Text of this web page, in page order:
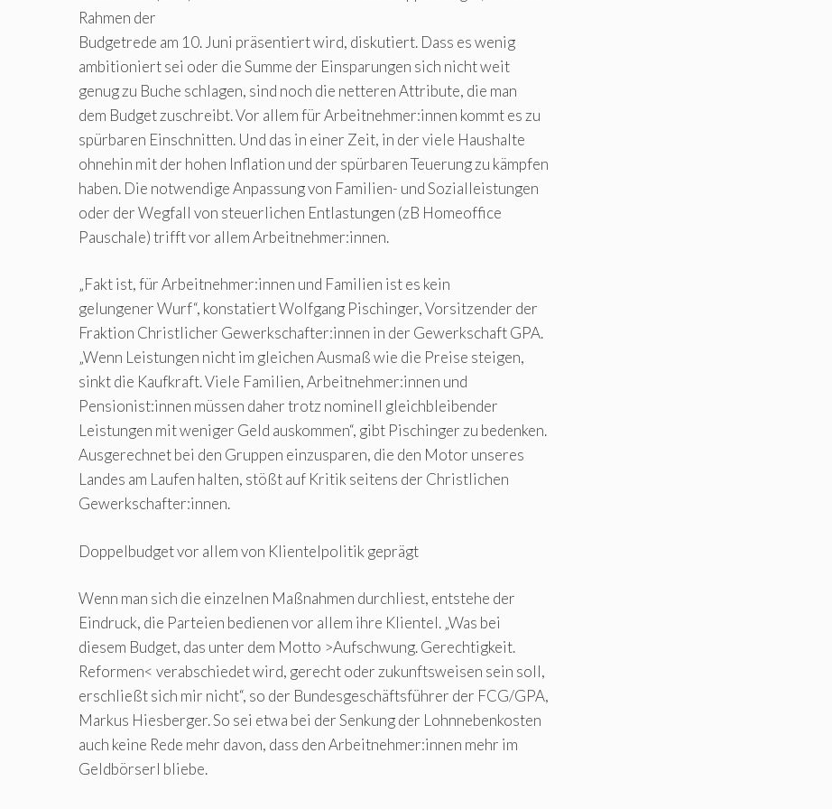
Rahmen der
Budgetrede am 10. Juni präsentiert wird, diskutiert. Dass es wenig
ambitioniert sei oder die Summe der Einsparungen sich nicht weit
genug zu Buche schlagen, sind noch die netteren Attribute, die man
dem Budget zuschreibt. Vor allem für Arbeitnehmer:innen kommt es zu
spürbaren Einschnitten. Und das in einer Zeit, in der viele Haushalte
ohnehin mit der hohen Inflation und der spürbaren Teuerung zu kämpfen
haben. Die notwendige Anpassung von Familien- und Sozialleistungen
oder der Wegfall von steuerlichen Entlastungen (zB Homeoffice
Pauschale) trifft vor allem Arbeitnehmer:innen.
„Fakt ist, für Arbeitnehmer:innen und Familien ist es kein
gelungener Wurf“, konstatiert Wolfgang Pischinger, Vorsitzender der
Fraktion Christlicher Gewerkschafter:innen in der Gewerkschaft GPA.
„Wenn Leistungen nicht im gleichen Ausmaß wie die Preise steigen,
sinkt die Kaufkraft. Viele Familien, Arbeitnehmer:innen und
Pensionist:innen müssen daher trotz nominell gleichbleibender
Leistungen mit weniger Geld auskommen“, gibt Pischinger zu bedenken.
Ausgerechnet bei den Gruppen einzusparen, die den Motor unseres
Landes am Laufen halten, stößt auf Kritik seitens der Christlichen
Gewerkschafter:innen.
Doppelbudget vor allem von Klientelpolitik geprägt
Wenn man sich die einzelnen Maßnahmen durchliest, entstehe der
Eindruck, die Parteien bedienen vor allem ihre Klientel. „Was bei
diesem Budget, das unter dem Motto >Aufschwung. Gerechtigkeit.
Reformen< verabschiedet wird, gerecht oder zukunftsweisen sein soll,
erschließt sich mir nicht“, so der Bundesgeschäftsführer der FCG/GPA,
Markus Hiesberger. So sei etwa bei der Senkung der Lohnnebenkosten
auch keine Rede mehr davon, dass den Arbeitnehmer:innen mehr im
Geldbörserl bliebe.